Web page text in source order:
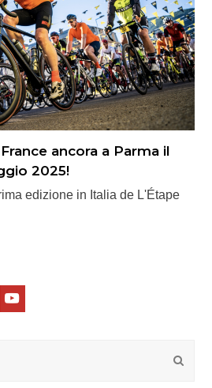
ancora a Parma il
2025!
edizione in Italia de L'Étape
Youtube